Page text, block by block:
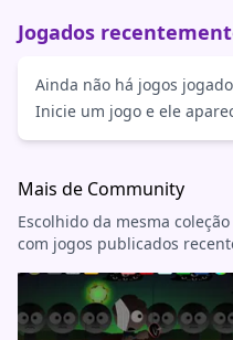
Jogados
Ainda não há jogos
Inicie um jogo e ele
Mais de Community
Escolhido da mesma
com jogos publicados